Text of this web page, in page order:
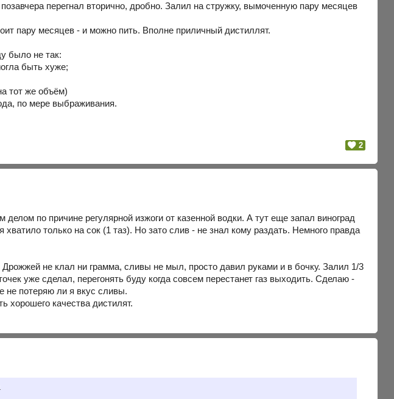
перегнал вторично, дробно. Залил на стружку, вымоченную пару месяцев
пару месяцев - и можно пить. Вполне приличный дистиллят.
было не так:
быть хуже;
тот же объём)
по мере выбраживания.
2
по причине регулярной изжоги от казенной водки. А тут еще запал виноград
только на сок (1 таз). Но зато слив - не знал кому раздать. Немного правда
не клал ни грамма, сливы не мыл, просто давил руками и в бочку. Залил 1/3
уже сделал, перегонять буду когда совсем перестанет газ выходить. Сделаю -
не потеряю ли я вкус сливы.
хорошего качества дистилят.